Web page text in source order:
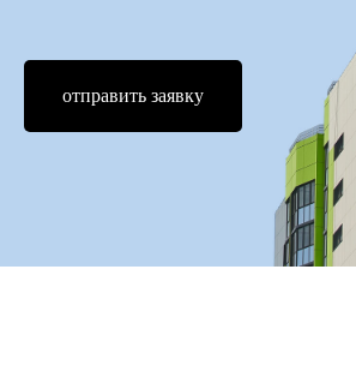
отправить заявку